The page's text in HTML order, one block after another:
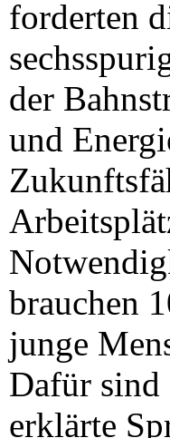
forderten
der
und
brauchen
junge
Dafür sind
erklärte